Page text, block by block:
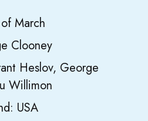
March
Clooney
Heslov, George
Willimon
USA